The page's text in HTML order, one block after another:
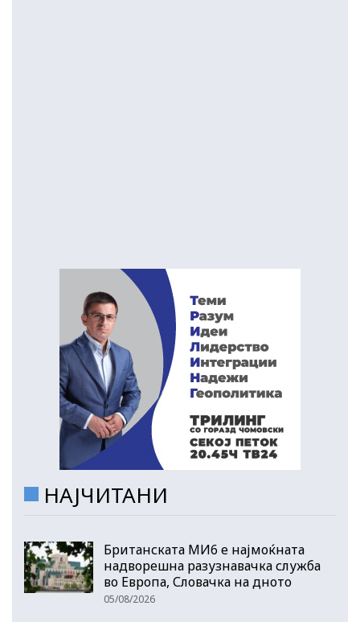
НАЈЧИТАНИ
Британската МИ6 е најмоќната
надворешна разузнавачка служба
во Европа, Словачка на дното
05/08/2026